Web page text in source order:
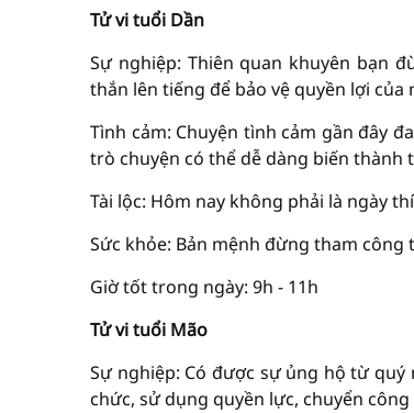
Tử vi tuổi Dần
Sự nghiệp: Thiên quan khuyên bạn
thắn lên tiếng để bảo vệ quyền lợi của
Tình cảm: Chuyện tình cảm gần đây
trò chuyện có thể dễ dàng biến thành
Tài lộc: Hôm nay không phải là ngày
Sức khỏe: Bản mệnh đừng tham
Giờ tốt trong ngày: 9h - 11h
Tử vi tuổi Mão
Sự nghiệp: Có được sự ủng hộ từ
chức, sử dụng quyền lực, chuyển công